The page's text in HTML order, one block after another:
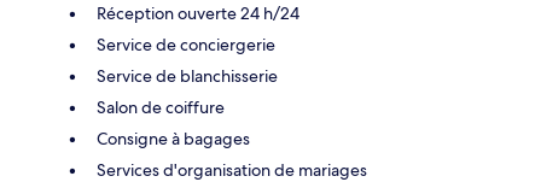
Réception ouverte 24 h/24
Service de conciergerie
Service de blanchisserie
Salon de coiffure
Consigne à bagages
Services d'organisation de mariages